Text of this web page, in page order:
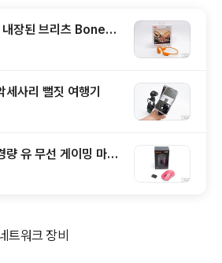
장된 브리츠 BoneW
루투스 이어폰
사리 뻘짓 여행기
유 무선 게이밍 마우
트워크 장비